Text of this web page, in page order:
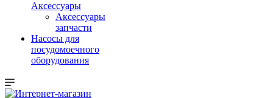
Аксессуары
Аксессуары
запчасти
Насосы для
посудомоечного
оборудования